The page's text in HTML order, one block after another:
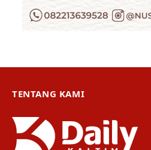
TENTANG KAMI